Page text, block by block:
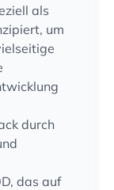
als
um
durch
das auf